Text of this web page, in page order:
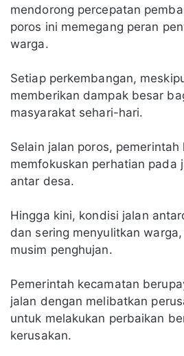
mendorong percepatan
poros ini memegang peran
warga.
Setiap perkembangan,
memberikan dampak besar
masyarakat sehari-hari.
Selain jalan poros, pemerintah
memfokuskan perhatian pada
antar desa.
Hingga kini, kondisi jalan
dan sering menyulitkan
musim penghujan.
Pemerintah kecamatan
jalan dengan melibatkan
untuk melakukan perbaikan
kerusakan.